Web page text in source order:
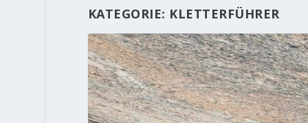
KATEGORIE: KLETTERFÜHRER